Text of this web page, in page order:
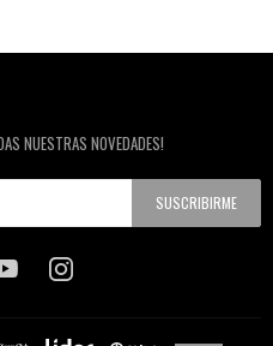
NUESTRAS NOVEDADES!
SUSCRIBIRME
